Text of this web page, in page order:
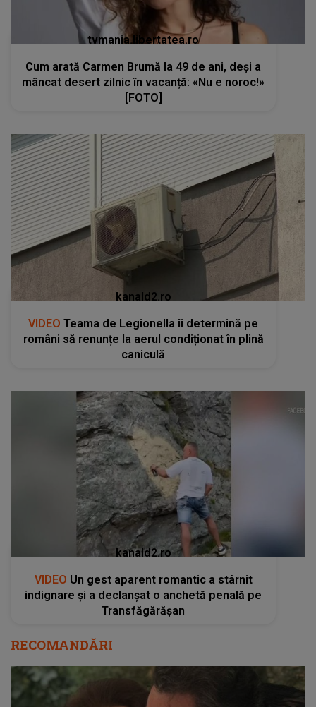
tvmania.libertatea.ro
Cum arată Carmen Brumă la 49 de ani, deși a
mâncat desert zilnic în vacanță: «Nu e noroc!»
[FOTO]
kanald2.ro
VIDEO Teama de Legionella îi determină pe
români să renunțe la aerul condiționat în plină
caniculă
kanald2.ro
VIDEO Un gest aparent romantic a stârnit
indignare și a declanșat o anchetă penală pe
Transfăgărășan
RECOMANDĂRI